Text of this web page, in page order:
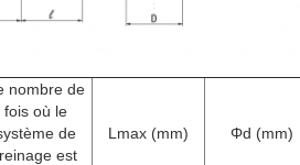
nombre de
fois où le
de
est
Lmax (mm) Φd (mm)